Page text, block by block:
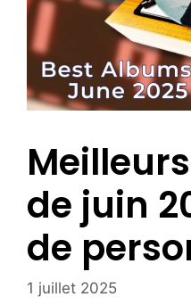
de juin
de
1 juillet 2025